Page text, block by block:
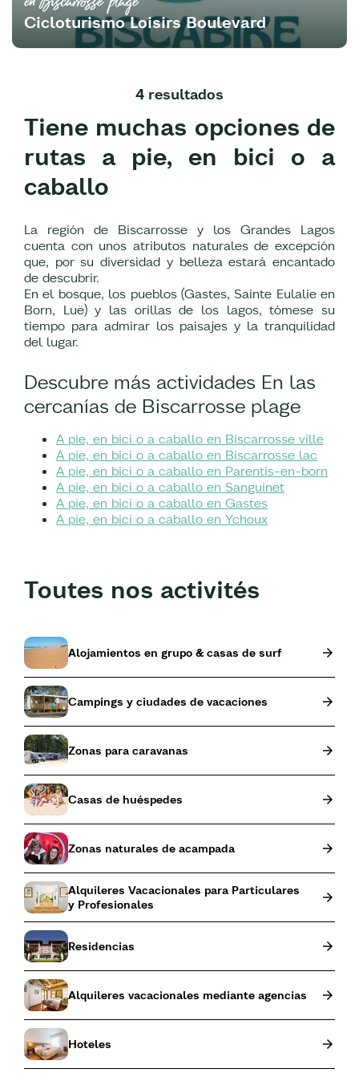
Cicloturismo Loisirs Boulevard
4 resultados
Tiene muchas opciones de
rutas a pie, en bici o a
caballo
La región de Biscarrosse y los Grandes Lagos
cuenta con unos atributos naturales de excepción
que, por su diversidad y belleza estará encantado
de descubrir.
En el bosque, los pueblos (Gastes, Sainte Eulalie en
Born, Luë) y las orillas de los lagos, tómese su
tiempo para admirar los paisajes y la tranquilidad
del lugar.
Descubre más actividades En las
cercanías de Biscarrosse plage
A pie, en bici o a caballo en Biscarrosse ville
A pie, en bici o a caballo en Biscarrosse lac
A pie, en bici o a caballo en Parentis-en-born
A pie, en bici o a caballo en Sanguinet
A pie, en bici o a caballo en Gastes
A pie, en bici o a caballo en Ychoux
Toutes nos activités
Alojamientos en grupo & casas de surf
Campings y ciudades de vacaciones
Zonas para caravanas
Casas de huéspedes
Zonas naturales de acampada
Alquileres Vacacionales para Particulares
y Profesionales
Residencias
Alquileres vacacionales mediante agencias
Hoteles